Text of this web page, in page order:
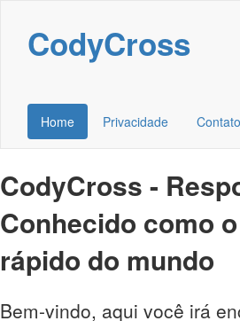
CodyCross
Home Privacidade Contato
CodyCross -
Conhecido como
rápido do mundo
Bem-vindo, aqui você irá